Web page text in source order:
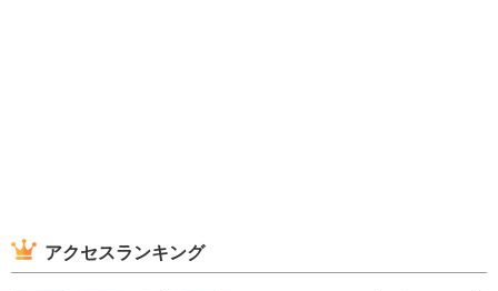
アクセスランキング